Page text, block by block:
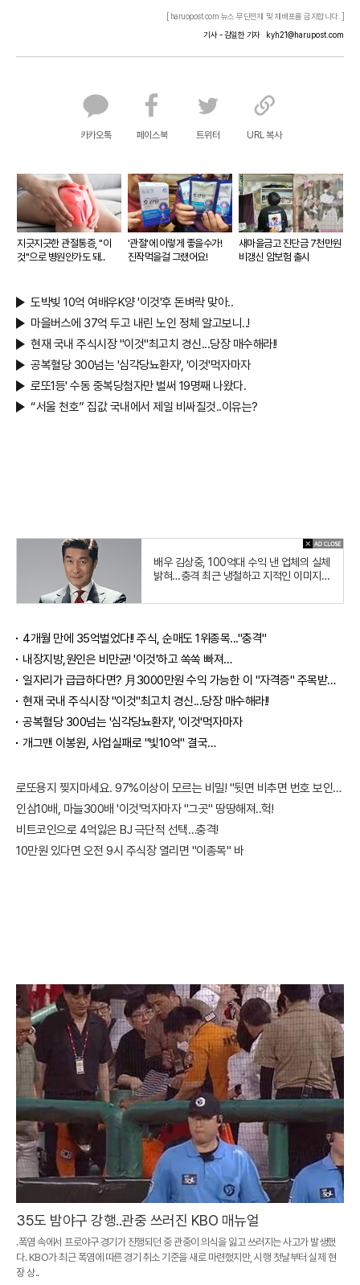
[ haruopost.com 뉴스 무단전재 및 재배포를 금지합니다. ]
기사 - 김일한 기자
kyh21@harupost.com
카카오톡 페이스북 트위터 URL 복사
지긋지긋한 관절통증, "이
것"으로 병원안가도 돼..
'관절'에 이렇게 좋을수가!
진작먹을걸 그랬어요!
새마을금고 진단금 7천만원
비갱신 암보험 출시
도박빚 10억 여배우K양 '이것'후 돈벼락 맞아..
마을버스에 37억 두고 내린 노인 정체 알고보니..!
현재 국내 주식시장 "이것"최고치 경신...당장 매수해라!!
공복혈당 300넘는 '심각당뇨환자', '이것'먹자마자
로또1등' 수동 중복당첨자만 벌써 19명째 나왔다.
“서울 천호” 집값 국내에서 제일 비싸질것..이유는?
배우 김상중, 100억대 수익 낸 업체의 실체
밝혀…충격 최근 냉철하고 지적인 이미지로
가
4개월 만에 35억벌었다!! 주식, 순매도 1위종목..."충격"
내장지방,원인은 비만균! '이것'하고 쏙쏙 빠져…
일자리가 급급하다면? 月3000만원 수익 가능한 이 "자격증" 주목받고 있어..
현재 국내 주식시장 "이것"최고치 경신...당장 매수해라!!
공복혈당 300넘는 '심각당뇨환자', '이것'먹자마자
개그맨 이봉원, 사업실패로 "빛10억" 결국…
로또용지 찢지마세요. 97%이상이 모르는 비밀! "뒷면 비추면 번호 보인다!?"
인삼10배, 마늘300배 '이것'먹자마자 "그곳" 땅땅해져..헉!
비트코인으로 4억잃은 BJ 극단적 선택…충격!
10만원 있다면 오전 9시 주식장 열리면 "이종목" 바
35도 밤야구 강행..관중 쓰러진 KBO 매뉴얼
.폭염 속에서 프로야구 경기가 진행되던 중 관중이 의식을 잃고 쓰러지는 사고가 발생했
다. KBO가 최근 폭염에 따른 경기 취소 기준을 새로 마련했지만, 시행 첫날부터 실제 현
장 상..